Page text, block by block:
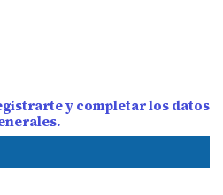
y completar los datos